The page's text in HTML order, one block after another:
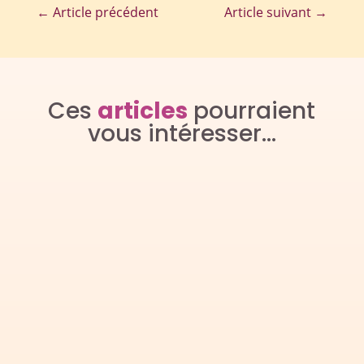
← Article précédent Article suivant →
Ces articles pourraient
vous intéresser…